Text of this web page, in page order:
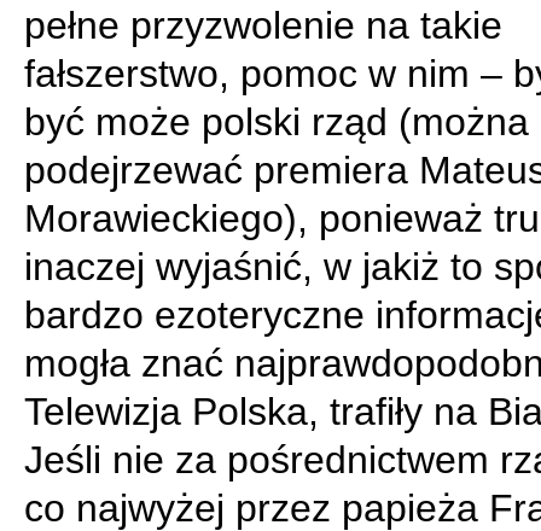
pełne przyzwolenie na takie
fałszerstwo, pomoc w nim –
być może polski rząd (można
podejrzewać premiera
Morawieckiego), ponieważ
inaczej wyjaśnić, w jakiż to
bardzo ezoteryczne
mogła znać
Telewizja Polska, trafiły na
Jeśli nie za pośrednictwem
co najwyżej przez papieża